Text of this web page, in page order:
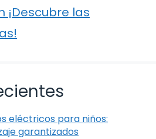
¡Descubre las
eléctricos para niños:
garantizados